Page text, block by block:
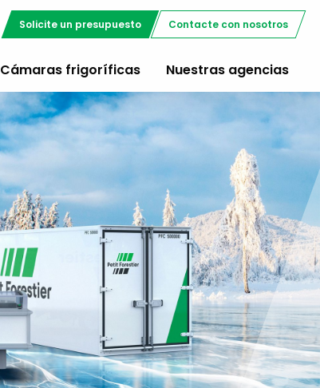
Solicite un presupuesto Contacte con nosotros
Cámaras frigoríficas Nuestras agencias